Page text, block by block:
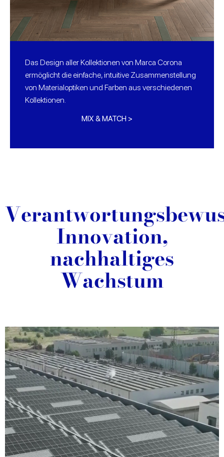
Das Design aller Kollektionen von Marca Corona
ermöglicht die einfache, intuitive Zusammenstellung
von Materialoptiken und Farben aus verschiedenen
Kollektionen.
MIX & MATCH >
Innovation,
nachhaltiges
Wachstum